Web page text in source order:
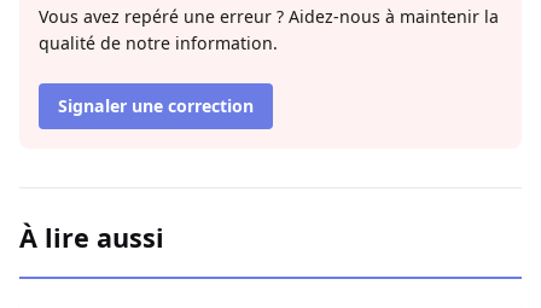
Vous avez repéré une erreur ? Aidez-nous à maintenir la
qualité de notre information.
Signaler une correction
À lire aussi